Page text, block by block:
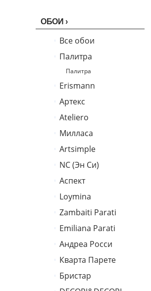
ОБОИ
Все обои
Палитра
Палитра
Erismann
Erismann
Артекс
Артекс
Ateliero
Ateliero
Милласа
Ambient
Ambient Vol.2
Amsterdam
Classic Estate
Artsimple
Geometry
NC (Эн Си)
Колор
Аспект
Аспект
Loymina
Hygge 2
Zambaiti Parati
Melodia
Trussardi 7
Lamborghini 3
Emiliana Parati
G.F.Ferre 3
Valentin Yudashkin 5
Андреа Росси
Понза
Кварта Парете
Коррадо
Джоконда
Бристар